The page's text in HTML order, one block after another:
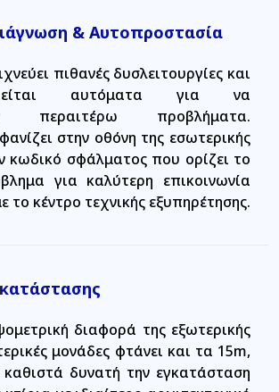
& Αυτοπροστασία
πιθανές δυσλειτουργίες και
αυτόματα για να
περαιτέρω προβλήματα.
στην οθόνη της εσωτερικής
κωδικό σφάλματος που ορίζει το
για καλύτερη επικοινωνία
το κέντρο τεχνικής εξυπηρέτησης.
διαφορά της εξωτερικής
μονάδες φτάνει και τα 15m,
δυνατή την εγκατάσταση